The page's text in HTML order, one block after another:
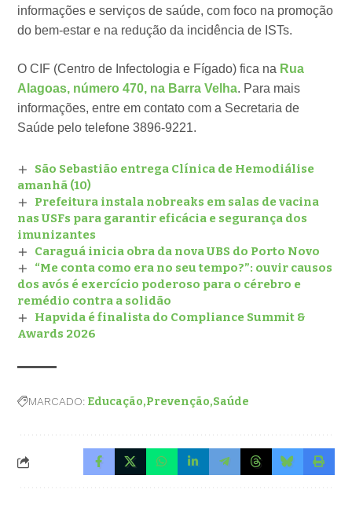
informações e serviços de saúde, com foco na promoção
do bem-estar e na redução da incidência de ISTs.
O CIF (Centro de Infectologia e Fígado) fica na Rua
Alagoas, número 470, na Barra Velha. Para mais
informações, entre em contato com a Secretaria de
Saúde pelo telefone 3896-9221.
São Sebastião entrega Clínica de Hemodiálise
amanhã (10)
Prefeitura instala nobreaks em salas de vacina
nas USFs para garantir eficácia e segurança dos
imunizantes
Caraguá inicia obra da nova UBS do Porto Novo
“Me conta como era no seu tempo?”: ouvir causos
dos avós é exercício poderoso para o cérebro e
remédio contra a solidão
Hapvida é finalista do Compliance Summit &
Awards 2026
MARCADO: Educação Prevenção Saúde